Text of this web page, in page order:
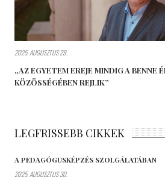
2025. AUGUSZTUS 29.
„AZ EGYETEM EREJE MINDIG A BENNE
KÖZÖSSÉGÉBEN REJLIK”
LEGFRISSEBB CIKKEK
A PEDAGÓGUSKÉPZÉS SZOLGÁLATÁBAN
2025. AUGUSZTUS 30.